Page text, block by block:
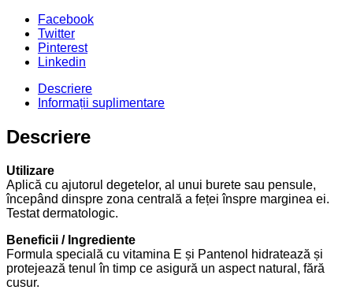
Facebook
Twitter
Pinterest
Linkedin
Descriere
Informații suplimentare
Descriere
Utilizare
Aplică cu ajutorul degetelor, al unui burete sau pensule,
începând dinspre zona centrală a feței înspre marginea ei.
Testat dermatologic.
Beneficii / Ingrediente
Formula specială cu vitamina E și Pantenol hidratează și
protejează tenul în timp ce asigură un aspect natural, fără
cusur.